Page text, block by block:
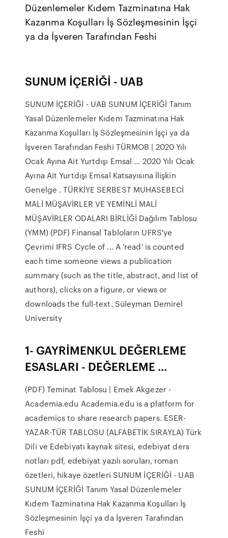
Düzenlemeler Kıdem Tazminatına Hak
Kazanma Koşulları İş Sözleşmesinin İşçi
ya da İşveren Tarafından Feshi
SUNUM İÇERİĞİ - UAB
SUNUM İÇERİĞİ - UAB SUNUM İÇERİĞİ Tanım
Yasal Düzenlemeler Kıdem Tazminatına Hak
Kazanma Koşulları İş Sözleşmesinin İşçi ya da
İşveren Tarafından Feshi TÜRMOB | 2020 Yılı
Ocak Ayına Ait Yurtdışı Emsal ... 2020 Yılı Ocak
Ayına Ait Yurtdışı Emsal Katsayısına İlişkin
Genelge . TÜRKİYE SERBEST MUHASEBECİ
MALİ MÜŞAVİRLER VE YEMİNLİ MALİ
MÜŞAVİRLER ODALARI BİRLİĞİ Dağılım Tablosu
(YMM) (PDF) Finansal Tabloların UFRS'ye
Çevrimi IFRS Cycle of ... A 'read' is counted
each time someone views a publication
summary (such as the title, abstract, and list of
authors), clicks on a figure, or views or
downloads the full-text. Süleyman Demirel
University
1- GAYRİMENKUL DEĞERLEME
ESASLARI - DEĞERLEME …
(PDF) Teminat Tablosu | Emek Akgezer -
Academia.edu Academia.edu is a platform for
academics to share research papers. ESER-
YAZAR-TÜR TABLOSU (ALFABETİK SIRAYLA) Türk
Dili ve Edebiyatı kaynak sitesi, edebiyat ders
notları pdf, edebiyat yazılı soruları, roman
özetleri, hikaye özetleri SUNUM İÇERİĞİ - UAB
SUNUM İÇERİĞİ Tanım Yasal Düzenlemeler
Kıdem Tazminatına Hak Kazanma Koşulları İş
Sözleşmesinin İşçi ya da İşveren Tarafından
Feshi